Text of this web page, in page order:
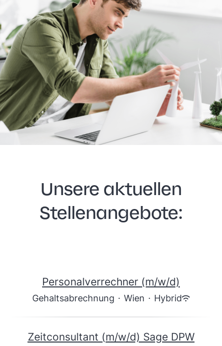
Unsere aktuellen
Stellenangebote:
Personalverrechner (m/w/d)
Gehaltsabrechnung · Wien · Hybrid
Zeitconsultant (m/w/d) Sage DPW